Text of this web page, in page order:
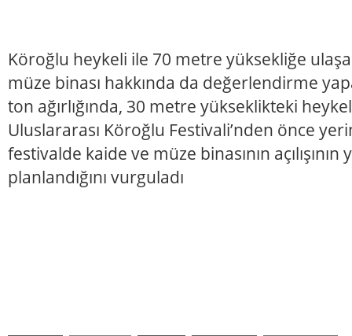
Köroğlu heykeli ile 70 metre yüksekliğe
müze binası hakkında da değerlendirme
ton ağırlığında, 30 metre yükseklikteki
Uluslararası Köroğlu Festivali’nden önce
festivalde kaide ve müze binasının açılışının
planlandığını vurguladı